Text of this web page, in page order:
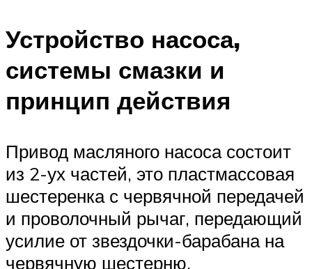
Устройство насоса,
системы смазки и
принцип действия
Привод масляного насоса состоит
из 2-ух частей, это пластмассовая
шестеренка с червячной передачей
и проволочный рычаг, передающий
усилие от звездочки-барабана на
червячную шестерню.